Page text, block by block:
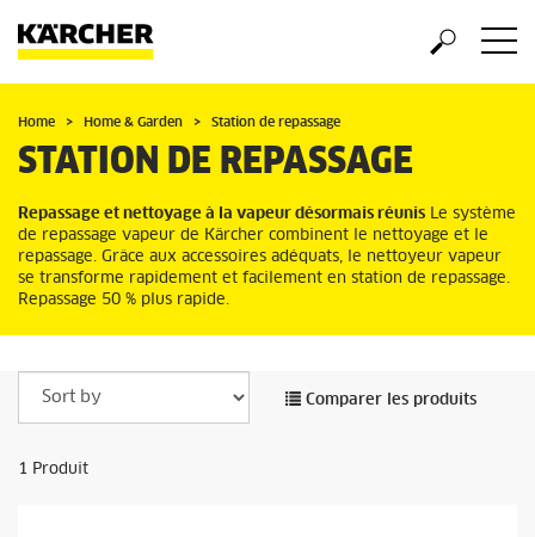
Home Home & Garden Station de repassage
STATION DE REPASSAGE
Repassage et nettoyage à la vapeur désormais réunis Le système
de repassage vapeur de Kärcher combinent le nettoyage et le
repassage. Grâce aux accessoires adéquats, le nettoyeur vapeur
se transforme rapidement et facilement en station de repassage.
Repassage 50 % plus rapide.
Comparer les produits
1 Produit